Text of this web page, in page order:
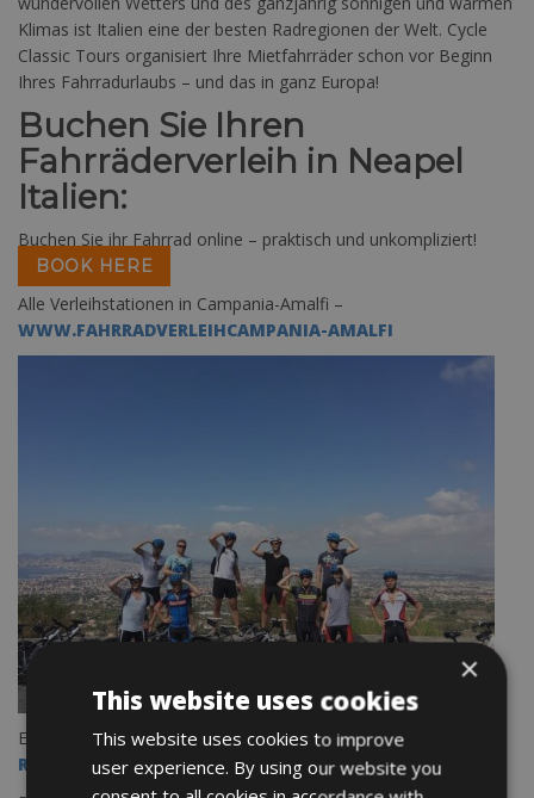
Klimas ist Italien eine der besten Radregionen der Welt. Cycle
Classic Tours organisiert Ihre Mietfahrräder schon vor Beginn
Ihres Fahrradurlaubs – und das in ganz Europa!
Buchen Sie Ihren
Fahrräderverleih in Neapel
Italien:
Buchen Sie ihr Fahrrad online – praktisch und unkompliziert!
BOOK HERE
Alle Verleihstationen in Campania-Amalfi –
WWW.FAHRRADVERLEIHCAMPANIA-AMALFI
Entdecken Sie Italien und buch eine Individuelle Radreise
Rennradreise- E Bike – Trekkingbike – Reisen
×
This website uses cookies
This website uses cookies to improve
user experience. By using our website you